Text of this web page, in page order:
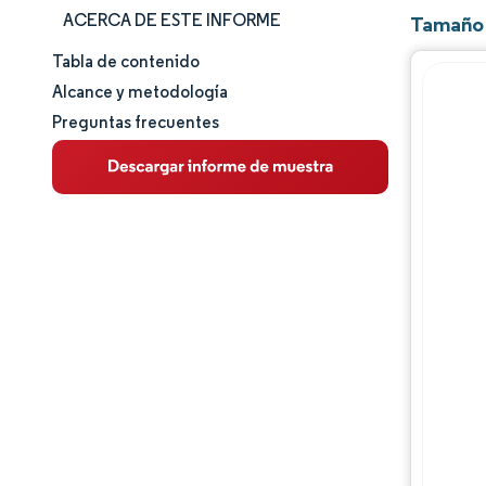
ACERCA DE ESTE INFORME
Tamaño y cuota de mercado
Análisis de mercado
Tendencias e ideas
Tabla de contenido
Alcance y metodología
Preguntas frecuentes